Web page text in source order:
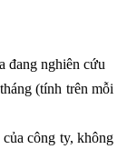
đang nghiên cứu
(tính trên mỗi
công ty, không